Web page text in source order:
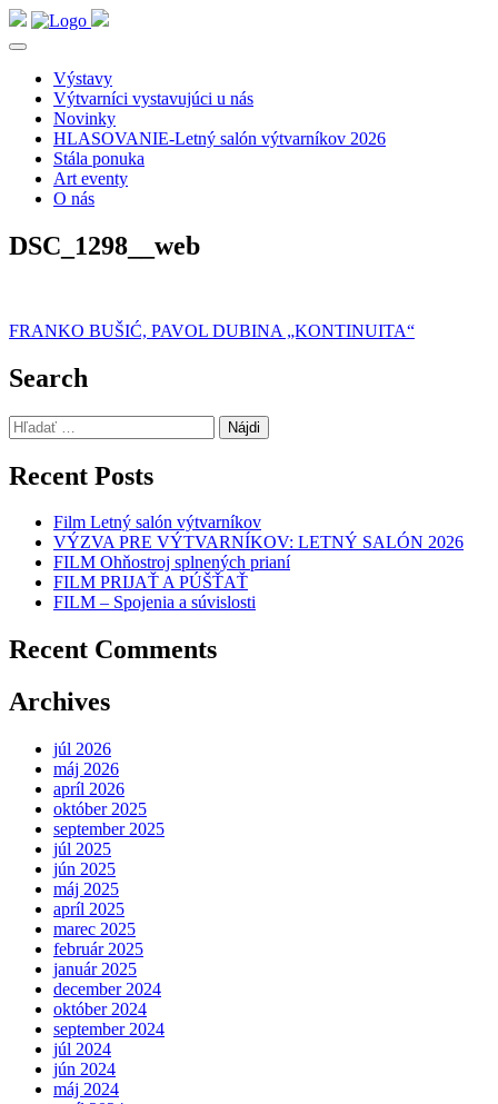
Výstavy
Výtvarníci vystavujúci u nás
Novinky
HLASOVANIE-Letný salón výtvarníkov 2026
Stála ponuka
Art eventy
O nás
DSC_1298__web
Navigácia
v
článku
FRANKO BUŠIĆ, PAVOL DUBINA „KONTINUITA“
Search
Hľadať:
Recent Posts
Film Letný salón výtvarníkov
VÝZVA PRE VÝTVARNÍKOV: LETNÝ SALÓN 2026
FILM Ohňostroj splnených prianí
FILM PRIJAŤ A PÚŠŤAŤ
FILM – Spojenia a súvislosti
Recent Comments
Archives
júl 2026
máj 2026
apríl 2026
október 2025
september 2025
júl 2025
jún 2025
máj 2025
apríl 2025
marec 2025
február 2025
január 2025
december 2024
október 2024
september 2024
júl 2024
jún 2024
máj 2024